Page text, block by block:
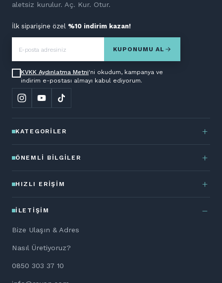
aletsiz kurulur. Aç. Kur. Otur.
İlk siparişine özel %10 indirim kazan!
KUPONUMU AL
KVKK Aydınlatma Metni'ni okudum, kampanya ve
indirim e-postası almayı kabul ediyorum.
KATEGORILER
ÖNEMLI BILGILER
HIZLI ERIŞIM
İLETIŞIM
Bize Ulaşın & Adres
Nasıl Üretiyoruz?
0850 303 37 10